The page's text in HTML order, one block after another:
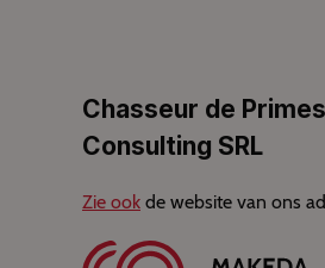
Chasseur de
Consulting SRL
Zie ook de website van ons